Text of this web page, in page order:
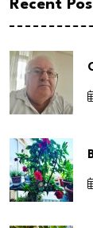
Recent